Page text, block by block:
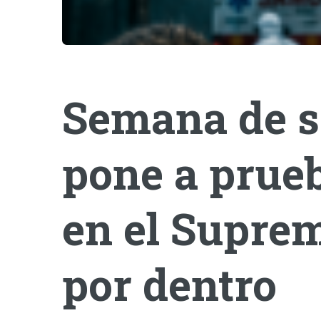
Semana de
pone a
en el
por dentro